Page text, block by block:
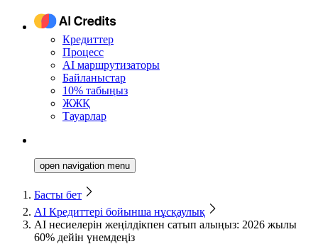
Кредиттер
Процесс
AI маршрутизаторы
Байланыстар
10% табыңыз
ЖЖҚ
Тауарлар
open navigation menu
Басты бет
AI Кредиттері бойынша нұсқаулық
AI несиелерін жеңілдікпен сатып алыңыз: 2026 жылы
60% дейін үнемдеңіз